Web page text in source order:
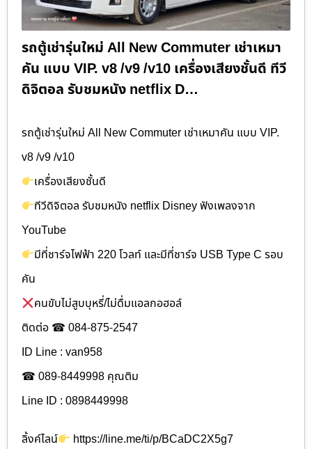
รถตู้เช่ารุ่นใหม่ All New Commuter เช่าเหมา
คัน แบบ VIP. v8 /v9 /v10 เครื่องเสียงชั้นดี ทีวี
ดิจิตอล รับชมหนัง netflix D…
รถตู้เช่ารุ่นใหม่ All New Commuter เช่าเหมาคัน แบบ VIP.
v8 /v9 /v10
เครื่องเสียงชั้นดี
ทีวีดิจิตอล รับชมหนัง netflix Disney ฟังเพลงจาก
YouTube
มีที่ชาร์จไฟฟ้า 220 โวลท์ และมีที่ชาร์จ USB Type C รอบ
คัน
คนขับไม่สูบบุหรี่/ไม่ดื่มแอลกอฮอล์
ติดต่อ ☎ 084-875-2547
ID Line : van958
☎ 089-8449998 คุณติม
Line ID : 0898449998
ลิ้งค์ไลน์
https://line.me/ti/p/BCaDC2X5g7